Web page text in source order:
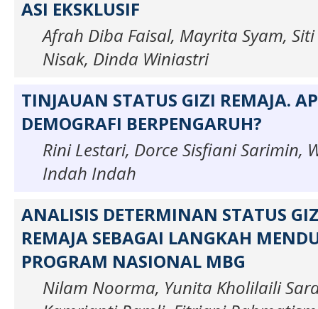
ASI EKSKLUSIF
Afrah Diba Faisal, Mayrita Syam,
Nisak, Dinda Winiastri
TINJAUAN STATUS GIZI REMAJA.
DEMOGRAFI BERPENGARUH?
Rini Lestari, Dorce Sisfiani Sarimin,
Indah Indah
ANALISIS DETERMINAN STATUS
REMAJA SEBAGAI LANGKAH
PROGRAM NASIONAL MBG
Nilam Noorma, Yunita Kholilaili